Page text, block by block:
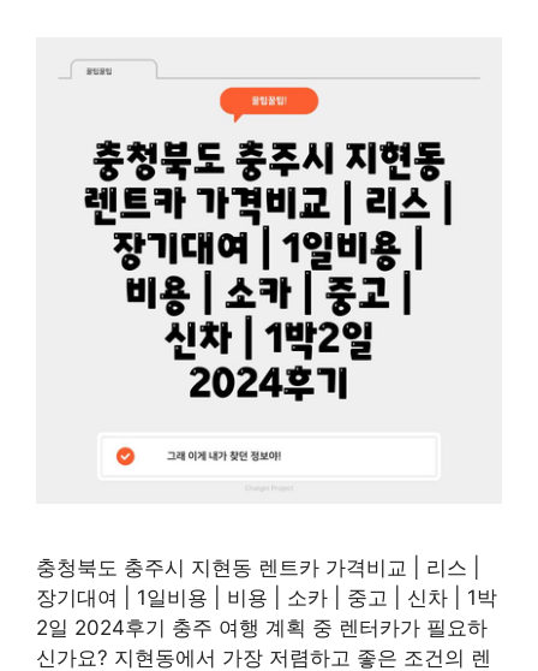
충청북도 충주시 지현동 렌트카 가격비교 | 리스 |
장기대여 | 1일비용 | 비용 | 소카 | 중고 | 신차 | 1박
2일 2024후기 충주 여행 계획 중 렌터카가 필요하
신가요? 지현동에서 가장 저렴하고 좋은 조건의 렌